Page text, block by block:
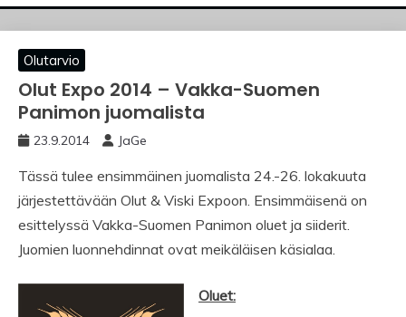
JASKANKALJAT
Olutarvio
Olut Expo 2014 – Vakka-Suomen
Panimon juomalista
23.9.2014 JaGe
Tässä tulee ensimmäinen juomalista 24.-26. lokakuuta
järjestettävään Olut & Viski Expoon. Ensimmäisenä on
esittelyssä Vakka-Suomen Panimon oluet ja siiderit.
Juomien luonnehdinnat ovat meikäläisen käsialaa.
Oluet: